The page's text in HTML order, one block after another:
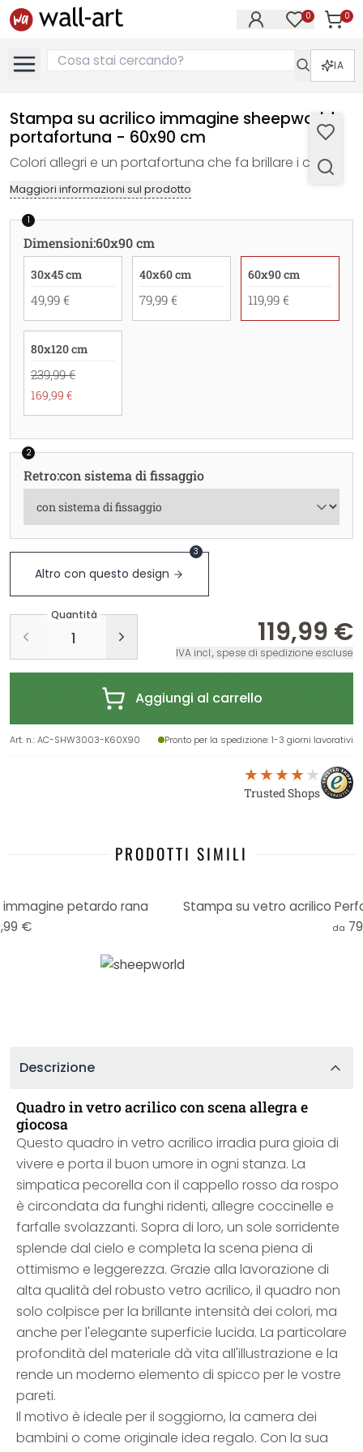
0 0
IA
Stampa su acrilico immagine sheepworld
portafortuna - 60x90 cm
Colori allegri e un portafortuna che fa brillare i cuori!
Maggiori informazioni sul prodotto
1
Dimensioni:60x90 cm
30x45 cm
49,99 €
40x60 cm
79,99 €
60x90 cm
119,99 €
80x120 cm
239,99 €
169,99 €
2
Retro:con sistema di fissaggio
Altro con questo design
3
Quantità
119,99 €
IVA incl., spese di spedizione escluse
Aggiungi al carrello
Art. n.:AC-SHW3003-K60X90 Pronto per la spedizione: 1-3 giorni lavorativi
Trusted Shops
PRODOTTI SIMILI
petardo rana
€
Stampa su vetro acrilico
da
Descrizione
Quadro in vetro acrilico con scena allegra e
giocosa
Questo quadro in vetro acrilico irradia pura gioia di
vivere e porta il buon umore in ogni stanza. La
simpatica pecorella con il cappello rosso da rospo
è circondata da funghi ridenti, allegre coccinelle e
farfalle svolazzanti. Sopra di loro, un sole sorridente
splende dal cielo e completa la scena piena di
ottimismo e leggerezza. Grazie alla lavorazione di
alta qualità del robusto vetro acrilico, il quadro non
solo colpisce per la brillante intensità dei colori, ma
anche per l'elegante superficie lucida. La particolare
profondità del materiale dà vita all'illustrazione e la
rende un moderno elemento di spicco per le vostre
pareti.
Il motivo è ideale per il soggiorno, la camera dei
bambini o come originale idea regalo. Con la sua